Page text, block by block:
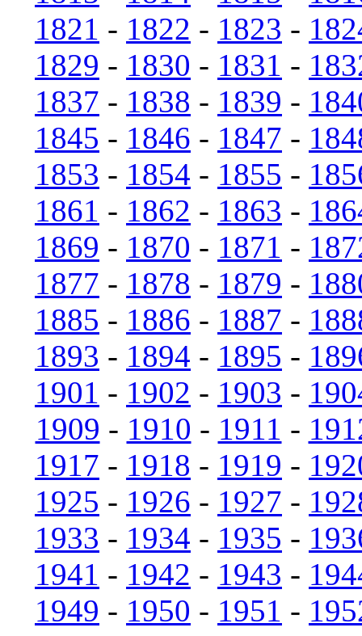
1821 - 1822 - 1823 -
1829 - 1830 - 1831 -
1837 - 1838 - 1839 -
1845 - 1846 - 1847 -
1853 - 1854 - 1855 -
1861 - 1862 - 1863 -
1869 - 1870 - 1871 -
1877 - 1878 - 1879 -
1885 - 1886 - 1887 -
1893 - 1894 - 1895 -
1901 - 1902 - 1903 -
1909 - 1910 - 1911 -
1917 - 1918 - 1919 -
1925 - 1926 - 1927 -
1933 - 1934 - 1935 -
1941 - 1942 - 1943 -
1949 - 1950 - 1951 -